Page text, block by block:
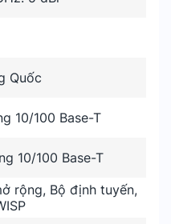
Quốc
10/100 Base-T
10/100 Base-T
rộng, Bộ định tuyến,